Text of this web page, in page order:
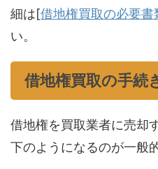
細は[借地権買取の必要書
い。
借地権買取の手続
借地権を買取業者に売却
下のようになるのが一般